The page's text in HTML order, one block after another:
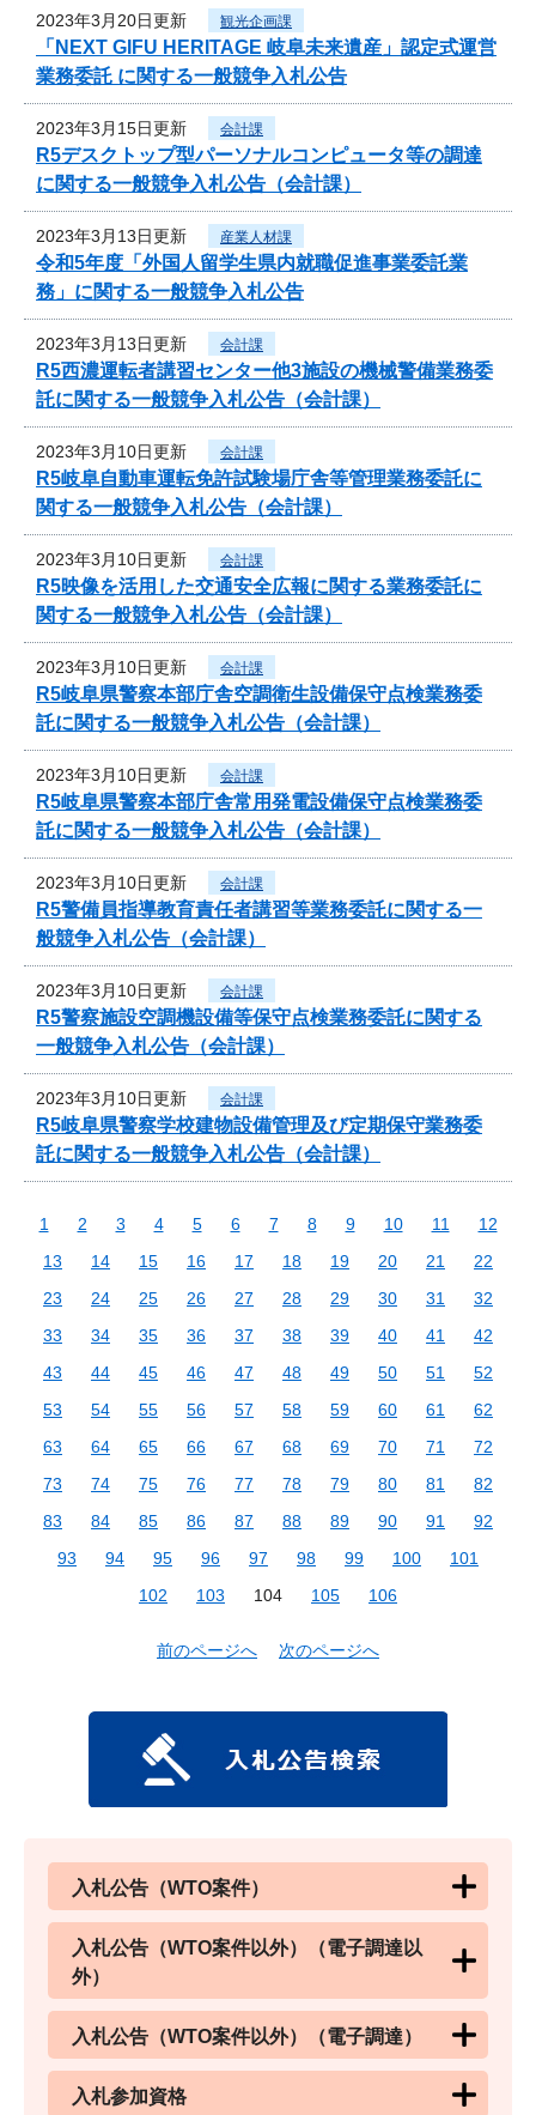
2023年3月20日更新 観光企画課
「NEXT GIFU HERITAGE 岐阜未来遺産」認定式運営
業務委託 に関する一般競争入札公告
2023年3月15日更新 会計課
R5デスクトップ型パーソナルコンピュータ等の調達
に関する一般競争入札公告（会計課）
2023年3月13日更新 産業人材課
令和5年度「外国人留学生県内就職促進事業委託業
務」に関する一般競争入札公告
2023年3月13日更新 会計課
R5西濃運転者講習センター他3施設の機械警備業務委
託に関する一般競争入札公告（会計課）
2023年3月10日更新 会計課
R5岐阜自動車運転免許試験場庁舎等管理業務委託に
関する一般競争入札公告（会計課）
2023年3月10日更新 会計課
R5映像を活用した交通安全広報に関する業務委託に
関する一般競争入札公告（会計課）
2023年3月10日更新 会計課
R5岐阜県警察本部庁舎空調衛生設備保守点検業務委
託に関する一般競争入札公告（会計課）
2023年3月10日更新 会計課
R5岐阜県警察本部庁舎常用発電設備保守点検業務委
託に関する一般競争入札公告（会計課）
2023年3月10日更新 会計課
R5警備員指導教育責任者講習等業務委託に関する一
般競争入札公告（会計課）
2023年3月10日更新 会計課
R5警察施設空調機設備等保守点検業務委託に関する
一般競争入札公告（会計課）
2023年3月10日更新 会計課
R5岐阜県警察学校建物設備管理及び定期保守業務委
託に関する一般競争入札公告（会計課）
1 2 3 4 5 6 7 8 9 10 11
12
13
14 15 16 17 18 19 20 21
22
23
24 25 26 27 28 29 30 31
32
33
34 35 36 37 38 39 40 41
42
43
44 45 46 47 48 49 50 51
52
53
54 55 56 57 58 59 60 61
62
63
64 65 66 67 68 69 70 71
72
73
74 75 76 77 78 79 80 81
82
83
84 85 86 87 88 89 90 91
92
93
94 95 96 97 98 99 100
101
102
103 104 105 106
前のページへ 次のページへ
入札公告（WTO案件）
入札公告（WTO案件以外）（電子調達以
外）
入札公告（WTO案件以外）（電子調達）
入札参加資格